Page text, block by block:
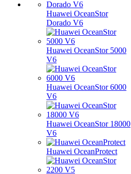
Huawei OceanStor
Dorado V6
Huawei OceanStor 5000
V6
Huawei OceanStor 6000
V6
Huawei OceanStor 18000
V6
Huawei OceanProtect